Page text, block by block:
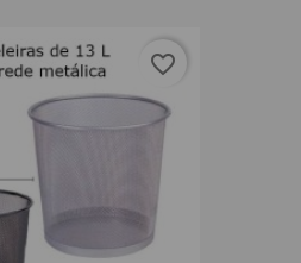
favorite_border